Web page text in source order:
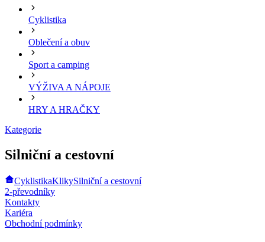
Cyklistika
Oblečení a obuv
Sport a camping
VÝŽIVA A NÁPOJE
HRY A HRAČKY
Kategorie
Silniční a cestovní
CyklistikaKlikySilniční a cestovní
2-převodníky
Kontakty
Kariéra
Obchodní podmínky